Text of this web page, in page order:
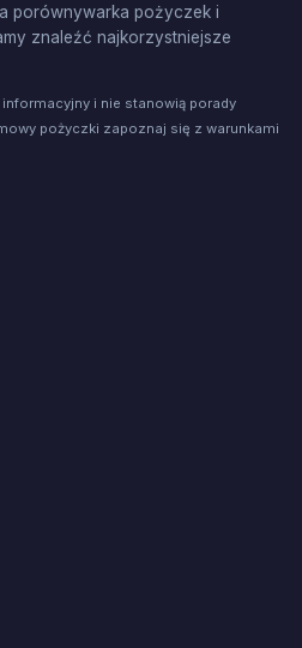
porównywarka pożyczek i
znaleźć najkorzystniejsze
i nie stanowią porady
pożyczki zapoznaj się z warunkami